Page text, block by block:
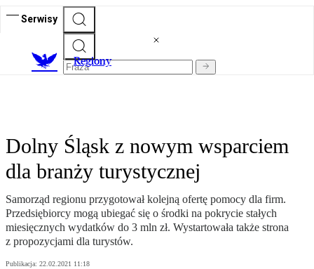
Serwisy
Regiony
Dolny Śląsk z nowym wsparciem
dla branży turystycznej
Samorząd regionu przygotował kolejną ofertę pomocy dla firm.
Przedsiębiorcy mogą ubiegać się o środki na pokrycie stałych
miesięcznych wydatków do 3 mln zł. Wystartowała także strona
z propozycjami dla turystów.
Publikacja: 22.02.2021 11:18